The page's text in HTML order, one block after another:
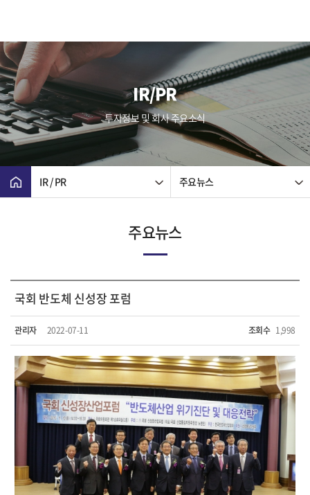
IR/PR
투자정보 및 회사 주요소식
IR / PR 주요뉴스
주요뉴스
국회 반도체 신성장 포럼
관리자 2022-07-11 조회수 1,998